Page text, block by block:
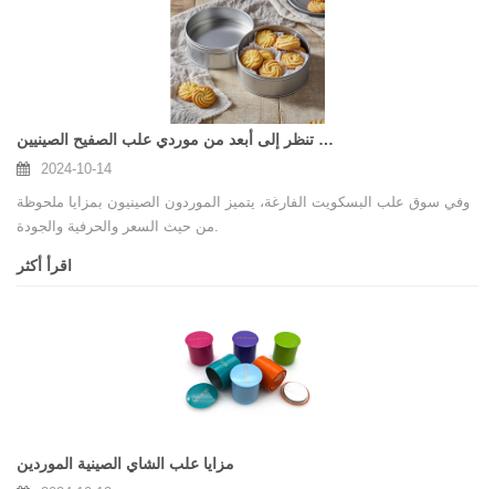
أين يمكن شراء علب البسكويت الفارغة؟ لا تنظر إلى أبعد من موردي علب الصفيح الصينيين!
2024-10-14
وفي سوق علب البسكويت الفارغة، يتميز الموردون الصينيون بمزايا ملحوظة
من حيث السعر والحرفية والجودة.
اقرأ أكثر
مزايا علب الشاي الصينية الموردين